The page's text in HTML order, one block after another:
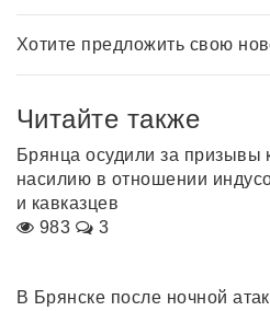
Хотите предложить свою
Читайте также
Брянца осудили за призывы
насилию в отношении
и кавказцев
983
3
В Брянске после ночной